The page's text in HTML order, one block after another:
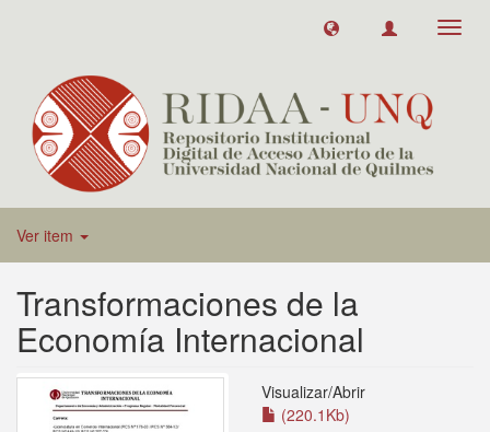
Ver item
Transformaciones de la
Economía Internacional
Visualizar/Abrir
(220.1Kb)